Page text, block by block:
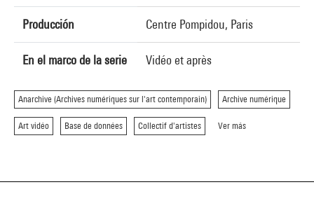
Producción Centre Pompidou, Paris
En el marco de la serie Vidéo et après
Anarchive (Archives numériques sur l'art contemporain) Archive numérique
Art vidéo Base de données Collectif d'artistes Ver más